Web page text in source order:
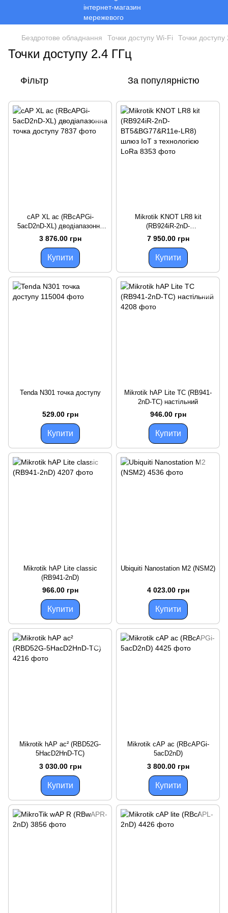
Бездротове обладнання Точки доступу Wi-Fi Точки
Точки доступу 2.4 ГГц
Фільтр За популярністю
cAP XL ac (RBcAPGi-
5acD2nD-XL) дводіапазонна
точка доступу
3 876.00 грн
Купити
Mikrotik KNOT LR8 kit
(RB924iR-2nD-
BT5&BG77&R11e-LR8) шлюз
IoT з технологією LoRa
7 950.00 грн
Купити
Tenda N301 точка доступу
529.00 грн
Купити
Mikrotik hAP Lite TC (RB941-
2nD-TC) настільний
946.00 грн
Купити
Mikrotik hAP Lite classic
(RB941-2nD)
966.00 грн
Купити
Ubiquiti Nanostation M2 (NSM2)
4 023.00 грн
Купити
Mikrotik hAP ac² (RBD52G-
5HacD2HnD-TC)
3 030.00 грн
Купити
Mikrotik cAP ac (RBcAPGi-
5acD2nD)
3 800.00 грн
Купити